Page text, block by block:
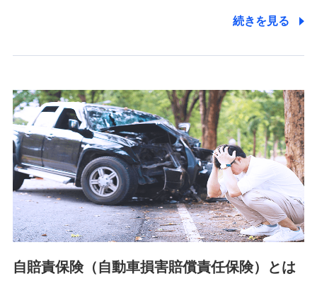
をお送りするため
分析するため
当社の対応品質向上やお問い合わせ内容の正確な把握のため
個人情報保護管理者の職名、連絡先
株式会社ドコモ・インシュアランス 営業部長
〒103-0013 東京都中央区日本橋人形町2-14-10 アーバン
ネット日本橋ビル 3F
株式会社ドコモ・インシュアランス
個人情報の第三者提供について
除き、第三者に提供いたしません。
続きを見る
自賠責保険（自動車損害賠償責任保険）とは